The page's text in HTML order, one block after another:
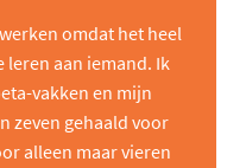
omdat het heel
leren aan iemand. Ik
vakken en mijn
zeven gehaald voor
alleen maar vieren